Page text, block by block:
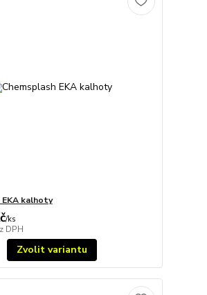
kalhoty
/ks
DPH
Zvolit variantu